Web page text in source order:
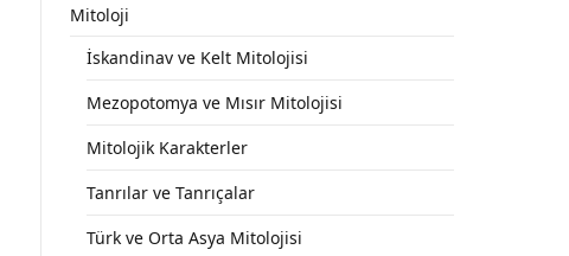
Mitoloji
İskandinav ve Kelt Mitolojisi
Mezopotomya ve Mısır Mitolojisi
Mitolojik Karakterler
Tanrılar ve Tanrıçalar
Türk ve Orta Asya Mitolojisi